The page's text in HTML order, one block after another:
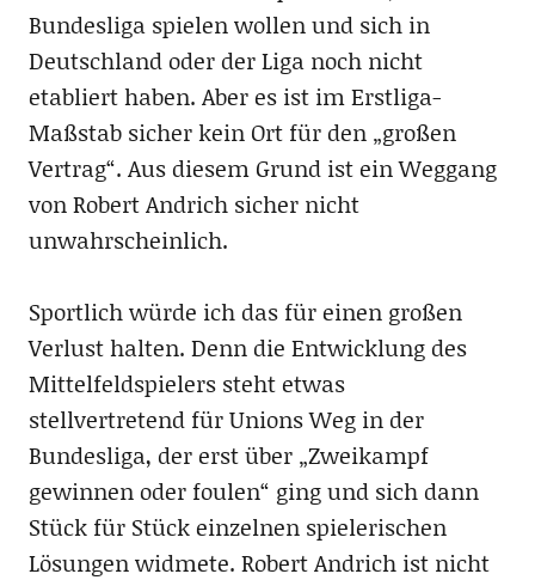
Bundesliga spielen wollen und sich in
Deutschland oder der Liga noch nicht
etabliert haben. Aber es ist im Erstliga-
Maßstab sicher kein Ort für den „großen
Vertrag“. Aus diesem Grund ist ein Weggang
von Robert Andrich sicher nicht
unwahrscheinlich.
Sportlich würde ich das für einen großen
Verlust halten. Denn die Entwicklung des
Mittelfeldspielers steht etwas
stellvertretend für Unions Weg in der
Bundesliga, der erst über „Zweikampf
gewinnen oder foulen“ ging und sich dann
Stück für Stück einzelnen spielerischen
Lösungen widmete. Robert Andrich ist nicht